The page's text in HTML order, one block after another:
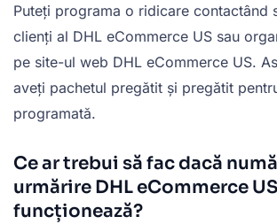
Puteți programa o ridicare contactând
clienți al DHL eCommerce US sau
pe site-ul web DHL eCommerce US.
aveți pachetul pregătit și pregătit
programată.
Ce ar trebui să fac dacă
urmărire DHL eCommerce
funcționează?